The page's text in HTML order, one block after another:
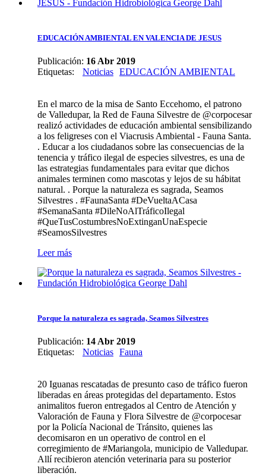
EDUCACIÓN AMBIENTAL EN VALENCIA DE JESUS
Publicación: 16 Abr 2019
Etiquetas: Noticias EDUCACIÓN AMBIENTAL
En el marco de la misa de Santo Eccehomo, el patrono
de Valledupar, la Red de Fauna Silvestre de @corpocesar
realizó actividades de educación ambiental sensibilizando
a los feligreses con el Viacrusis Ambiental - Fauna Santa.
. Educar a los ciudadanos sobre las consecuencias de la
tenencia y tráfico ilegal de especies silvestres, es una de
las estrategias fundamentales para evitar que dichos
animales terminen como mascotas y lejos de su hábitat
natural. . Porque la naturaleza es sagrada, Seamos
Silvestres . #FaunaSanta #DeVueltaACasa
#SemanaSanta #DileNoAlTráficoIlegal
#QueTusCostumbresNoExtinganUnaEspecie
#SeamosSilvestres
Leer más
Porque la naturaleza es sagrada, Seamos Silvestres
Publicación: 14 Abr 2019
Etiquetas: Noticias Fauna
20 Iguanas rescatadas de presunto caso de tráfico fueron
liberadas en áreas protegidas del departamento. Estos
animalitos fueron entregados al Centro de Atención y
Valoración de Fauna y Flora Silvestre de @corpocesar
por la Policía Nacional de Tránsito, quienes las
decomisaron en un operativo de control en el
corregimiento de #Mariangola, municipio de Valledupar.
Allí recibieron atención veterinaria para su posterior
liberación.